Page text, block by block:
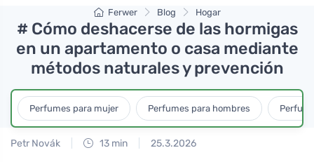
Ferwer Blog Hogar
# Cómo deshacerse de las hormigas
en un apartamento o casa mediante
métodos naturales y prevención
Perfumes para mujer Perfumes para hombres
Petr Novák 13 min 25.3.2026